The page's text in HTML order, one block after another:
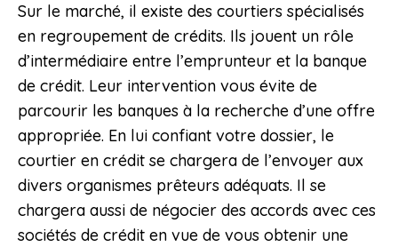
Sur le marché, il existe des courtiers spécialisés
en regroupement de crédits. Ils jouent un rôle
d’intermédiaire entre l’emprunteur et la banque
de crédit. Leur intervention vous évite de
parcourir les banques à la recherche d’une offre
appropriée. En lui confiant votre dossier, le
courtier en crédit se chargera de l’envoyer aux
divers organismes prêteurs adéquats. Il se
chargera aussi de négocier des accords avec ces
sociétés de crédit en vue de vous obtenir une